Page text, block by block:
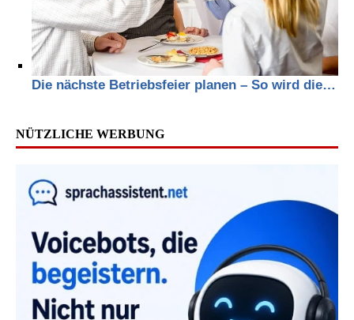
Die nächste Betriebsfeier planen – So wird die…
NÜTZLICHE WERBUNG